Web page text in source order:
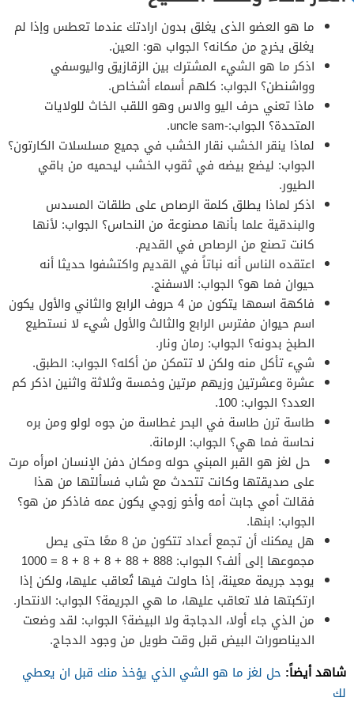
ما هو العضو الذى يغلق بدون ارادتك عندما تعطس وإذا لم
يغلق يخرج من مكانه؟ الجواب هو: العين.
اذكر ما هو الشيء المشترك بين الزقازيق واليوسفي
وواشنطن؟ الجواب: كلهم أسماء أشخاص.
ماذا تعني حرف اليو والاس وهو اللقب الخاث للولايات
المتحدة؟ الجواب:-uncle sam.
لماذا ينقر الخشب نقار الخشب في جميع مسلسلات الكارتون؟
الجواب: ليضع بيضه في ثقوب الخشب ليحميه من باقي
الطيور.
اذكر لماذا يطلق كلمة الرصاص على طلقات المسدس
والبندقية علما بأنها مصنوعة من النحاس؟ الجواب: لأنها
كانت تصنع من الرصاص في القديم.
اعتقده الناس أنه نباتاً في القديم واكتشفوا حديثا أنه
حيوان فما هو؟ الجواب: الاسفنج.
فاكهة اسمها يتكون من 4 حروف الرابع والثاني والأول يكون
اسم حيوان مفترس الرابع والثالث والأول شيء لا نستطيع
الطبخ بدونه؟ الجواب: رمان ونار.
شيء تأكل منه ولكن لا تتمكن من أكله؟ الجواب: الطبق.
عشرة وعشرتين وزيهم مرتين وخمسة وثلاثة واثنين اذكر كم
العدد؟ الجواب: 100.
طاسة ترن طاسة في البحر غطاسة من جوه لولو ومن بره
نحاسة فما هي؟ الجواب: الرمانة.
حل لغز هو القبر المبني حوله ومكان دفن الإنسان امرأه مرت
على صديقتها وكانت تتحدث مع شاب فسألتها من هذا
فقالت أمي جابت أمه وأخو زوجي يكون عمه فاذكر من هو؟
الجواب: ابنها.
هل يمكنك أن تجمع أعداد تتكون من 8 معًا حتى يصل
مجموعها إلى ألف؟ الجواب: 888 + 88 + 8 + 8 + 8 = 1000
يوجد جريمة معينة، إذا حاولت فيها تُعاقب عليها، ولكن إذا
ارتكبتها فلا تعاقب عليها، ما هي الجريمة؟ الجواب: الانتحار.
من الذي جاء أولا، الدجاجة ولا البيضة؟ الجواب: لقد وضعت
الديناصورات البيض قبل وقت طويل من وجود الدجاج.
شاهد أيضاً: حل لغز ما هو الشي الذي يؤخذ منك قبل ان يعطي
لك